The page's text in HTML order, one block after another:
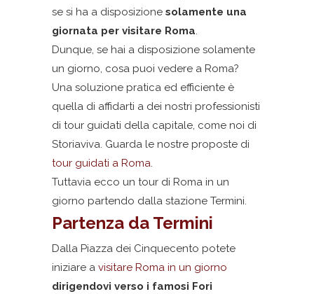
se si ha a disposizione solamente una
giornata per visitare Roma.
Dunque, se hai a disposizione solamente
un giorno, cosa puoi vedere a Roma?
Una soluzione pratica ed efficiente è
quella di affidarti a dei nostri professionisti
di tour guidati della capitale, come noi di
Storiaviva. Guarda le nostre proposte di
tour guidati a Roma.
Tuttavia ecco un tour di Roma in un
giorno partendo dalla stazione Termini.
Partenza da Termini
Dalla Piazza dei Cinquecento potete
iniziare a visitare Roma in un giorno
dirigendovi verso i famosi Fori